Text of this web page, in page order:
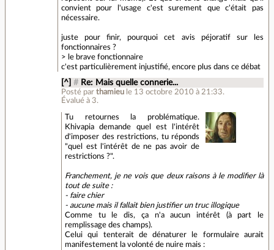
convient pour l'usage c'est surement que c'était pas
nécessaire.
juste pour finir, pourquoi cet avis péjoratif sur les
fonctionnaires ?
> le brave fonctionnaire
c'est particulièrement injustifié, encore plus dans ce débat
[^] # Re: Mais quelle connerie...
Posté parthamieu le 13 octobre 2010 à 21:33.
Évalué à 3.
Tu retournes la problématique.
Khivapia demande quel est l'intérêt
d'imposer des restrictions, tu réponds
"quel est l'intérêt de ne pas avoir de
restrictions ?".
Franchement, je ne vois que deux raisons à le modifier là
tout de suite :
- faire chier
- aucune mais il fallait bien justifier un truc illogique
Comme tu le dis, ça n'a aucun intérêt (à part le
remplissage des champs).
Celui qui tenterait de dénaturer le formulaire aurait
manifestement la volonté de nuire mais :